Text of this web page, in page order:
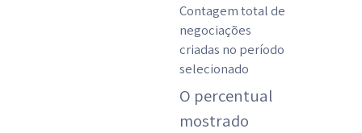
Contagem total de
negociações
criadas no período
selecionado
O percentual
mostrado